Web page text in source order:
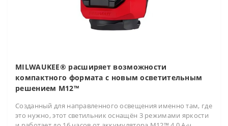
MILWAUKEE® расширяет возможности
компактного формата с новым осветительным
решением M12™
Созданный для направленного освещения именно там, где
это нужно, этот светильник оснащён 3 режимами яркости